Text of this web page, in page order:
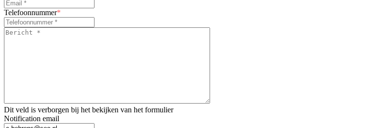
Telefoonnummer*
Bericht
Dit veld is verborgen bij het bekijken van het formulier
Notification email